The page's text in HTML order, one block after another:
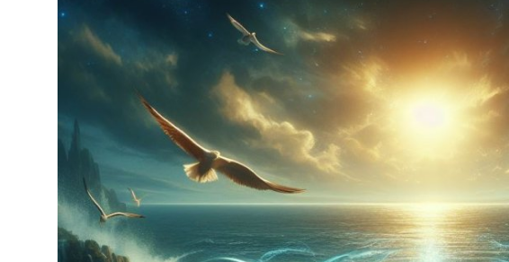
DUALAR
KISSADAN HİSSE
DİNİ BİLGİLER